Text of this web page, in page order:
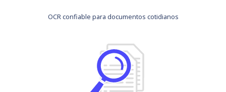
OCR confiable para documentos cotidianos